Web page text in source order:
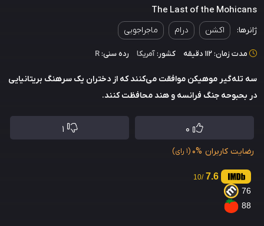
The Last of the Mohicans
ژانرها: اکشن درام ماجراجویی
مدت زمان: 112 دقیقه کشور:آمریکا رده سنی:R
سه تله‌گیر موهیکن موافقت می‌کنند که از دختران یک سرهنگ بریتانیایی
در بحبوحه جنگ فرانسه و هند محافظت کنند.
0
1
رضایت کاربران 0% (1 رای)
7.6
/10
76
88